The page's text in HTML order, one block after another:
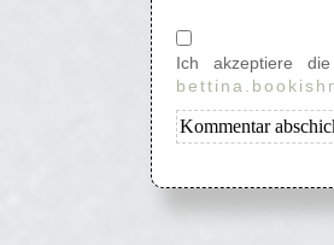
Ich akzeptiere